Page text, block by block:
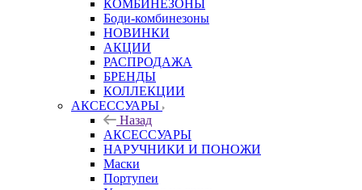
КОМБИНЕЗОНЫ
Боди-комбинезоны
НОВИНКИ
АКЦИИ
РАСПРОДАЖА
БРЕНДЫ
КОЛЛЕКЦИИ
АКСЕССУАРЫ
Назад
АКСЕССУАРЫ
НАРУЧНИКИ И ПОНОЖИ
Маски
Портупеи